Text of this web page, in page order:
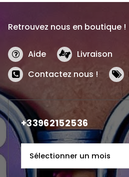
Retrouvez nous en boutique !
Aide
Livraison
Contactez nous !
+33962152536
+33962152536